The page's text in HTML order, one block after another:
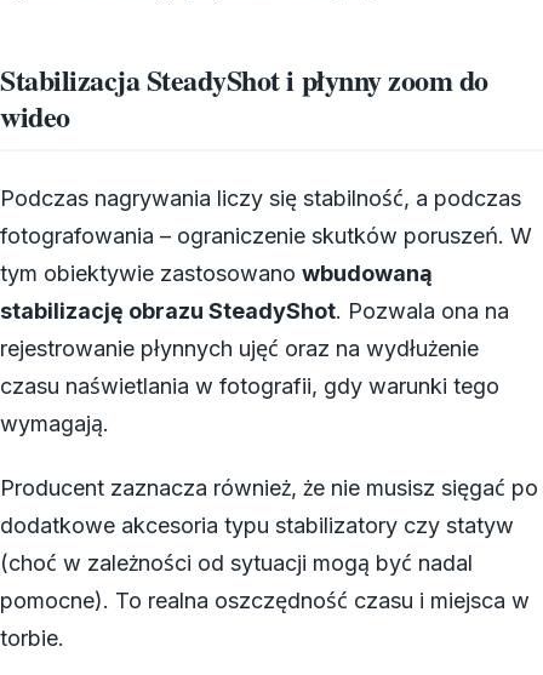
Stabilizacja SteadyShot i płynny zoom do
wideo
Podczas nagrywania liczy się stabilność, a podczas
fotografowania – ograniczenie skutków poruszeń. W
tym obiektywie zastosowano wbudowaną
stabilizację obrazu SteadyShot. Pozwala ona na
rejestrowanie płynnych ujęć oraz na wydłużenie
czasu naświetlania w fotografii, gdy warunki tego
wymagają.
Producent zaznacza również, że nie musisz sięgać po
dodatkowe akcesoria typu stabilizatory czy statyw
(choć w zależności od sytuacji mogą być nadal
pomocne). To realna oszczędność czasu i miejsca w
torbie.